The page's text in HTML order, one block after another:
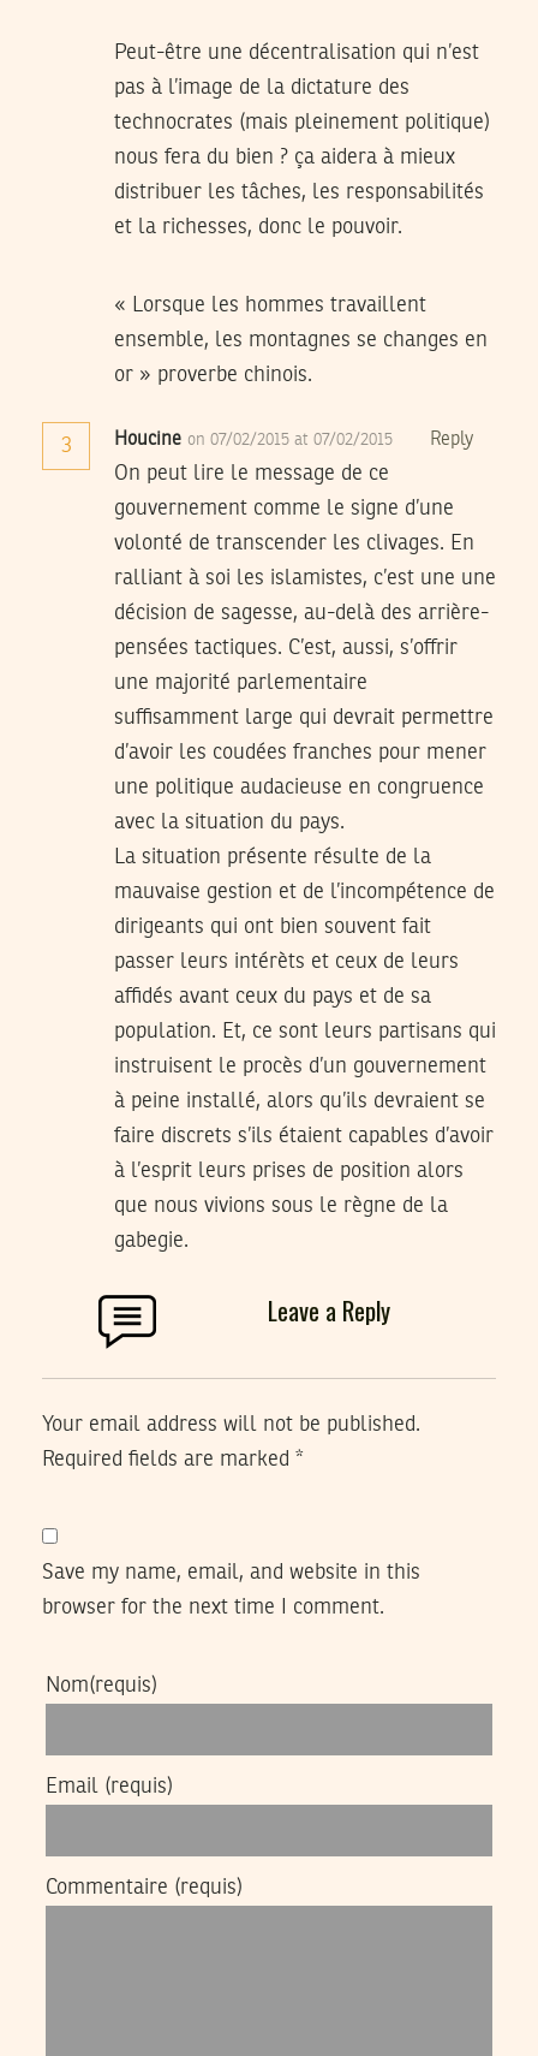
Peut-être une décentralisation qui n’est
pas à l’image de la dictature des
technocrates (mais pleinement politique)
nous fera du bien ? ça aidera à mieux
distribuer les tâches, les responsabilités
et la richesses, donc le pouvoir.
« Lorsque les hommes travaillent
ensemble, les montagnes se changes en
or » proverbe chinois.
3 Houcine on 07/02/2015 at 07/02/2015 Reply
On peut lire le message de ce
gouvernement comme le signe d’une
volonté de transcender les clivages. En
ralliant à soi les islamistes, c’est une une
décision de sagesse, au-delà des arrière-
pensées tactiques. C’est, aussi, s’offrir
une majorité parlementaire
suffisamment large qui devrait permettre
d’avoir les coudées franches pour mener
une politique audacieuse en congruence
avec la situation du pays.
La situation présente résulte de la
mauvaise gestion et de l’incompétence de
dirigeants qui ont bien souvent fait
passer leurs intérèts et ceux de leurs
affidés avant ceux du pays et de sa
population. Et, ce sont leurs partisans qui
instruisent le procès d’un gouvernement
à peine installé, alors qu’ils devraient se
faire discrets s’ils étaient capables d’avoir
à l’esprit leurs prises de position alors
que nous vivions sous le règne de la
gabegie.
Leave a Reply
Your email address will not be published.
Required fields are marked *
Save my name, email, and website in this
browser for the next time I comment.
Nom(requis)
Email (requis)
Commentaire (requis)